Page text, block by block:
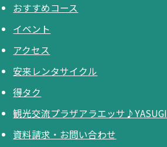
おすすめコース
イベント
アクセス
安来レンタサイクル
得タク
観光交流プラザアラエッサ♪YASUGI
資料請求・お問い合わせ